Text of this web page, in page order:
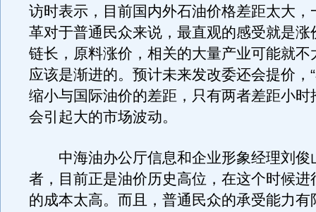
访时表示，目前国内外石油价格差距太大，
革对于普通民众来说，最直观的感受就是涨
链长，原料涨价，相关的大量产业可能就不
应该是渐进的。预计未来发改委还会提价，
缩小与国际油价的差距，只有两者差距小时
会引起大的市场波动。
中海油办公厅信息和企业形象经理刘俊
者，目前正是油价历史高位，在这个时候进
的成本太高。而且，普通民众的承受能力有